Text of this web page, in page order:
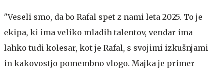
"Veseli smo, da bo Rafal spet z nami leta 2025. To je
ekipa, ki ima veliko mladih talentov, vendar ima
lahko tudi kolesar, kot je Rafal, s svojimi izkušnjami
in kakovostjo pomembno vlogo. Majka je primer